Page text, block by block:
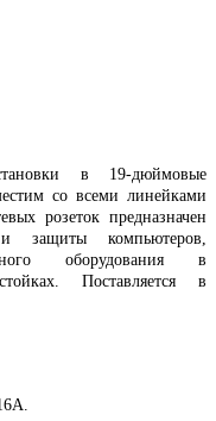
в 19-дюймовые
со всеми линейками
розеток предназначен
и защиты компьютеров,
оборудования в
Поставляется в